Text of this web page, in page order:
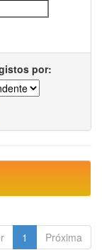
por:
1 Próxima